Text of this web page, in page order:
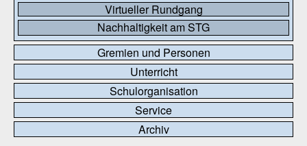
Virtueller Rundgang
Nachhaltigkeit am STG
Gremien und Personen
Unterricht
Schulorganisation
Service
Archiv